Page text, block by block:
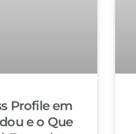
Profile em
e o Que